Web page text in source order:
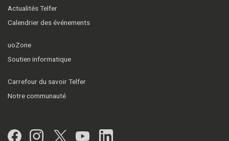
Actualités Telfer
Calendrier des événements
uoZone
Soutien informatique
Carrefour du savoir Telfer
Notre communauté
Facebook
Instagram
Twitter
YouTubeLinkedIn